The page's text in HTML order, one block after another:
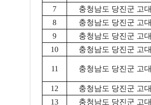
7
충청남도 당진군 고
8
충청남도 당진군 고
9
충청남도 당진군 고
10
충청남도 당진군 고
11 충청남도 당진군 고
12
충청남도 당진군 고
13
충청남도 당진군 고